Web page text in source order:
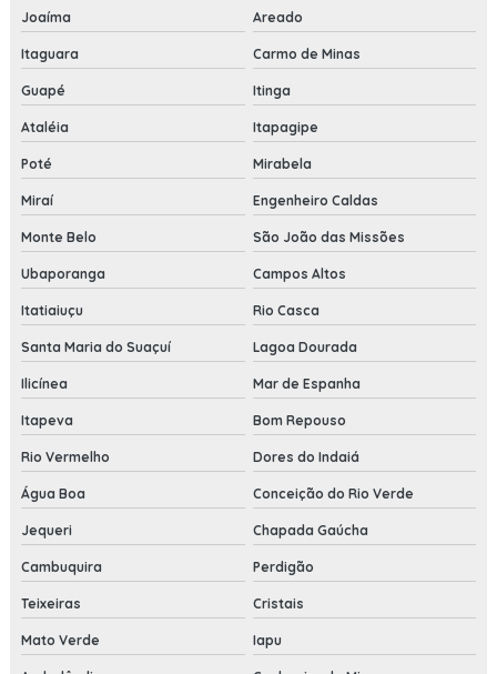
Joaíma Areado
Itaguara Carmo de Minas
Guapé Itinga
Ataléia Itapagipe
Poté Mirabela
Miraí Engenheiro Caldas
Monte Belo São João das Missões
Ubaporanga Campos Altos
Itatiaiuçu Rio Casca
Santa Maria do Suaçuí Lagoa Dourada
Ilicínea Mar de Espanha
Itapeva Bom Repouso
Rio Vermelho Dores do Indaiá
Água Boa Conceição do Rio Verde
Jequeri Chapada Gaúcha
Cambuquira Perdigão
Teixeiras Cristais
Mato Verde Iapu